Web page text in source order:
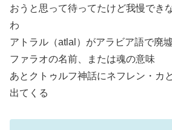
おうと思って待ってたけど我慢でき
わ
アトラル（atlal）がアラビア語で廃
ファラオの名前、または魂の意味
あとクトゥルフ神話にネフレン・カ
出てくる